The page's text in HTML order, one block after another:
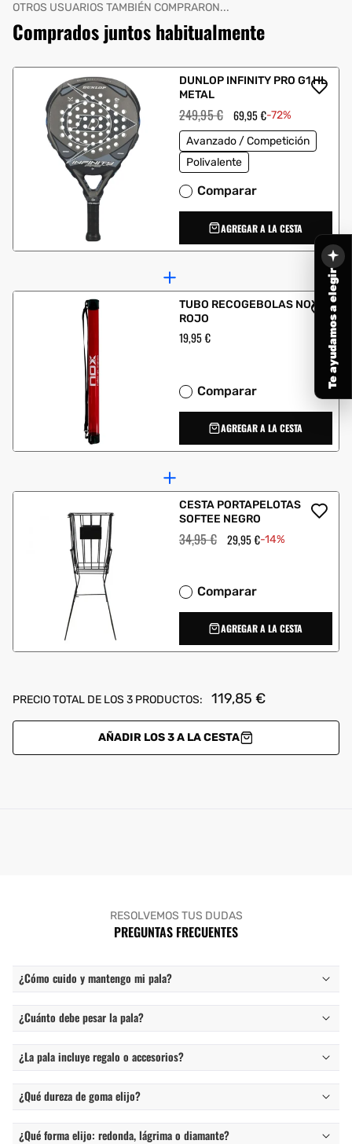
OTROS USUARIOS TAMBIÉN COMPRARON...
Comprados juntos habitualmente
DUNLOP INFINITY PRO G1 HL
METAL
Precio
habitual
249,95 € Precio
de
oferta
69,95 €-72%
Avanzado / Competición
Polivalente
Comparar
AGREGAR A LA CESTA
TUBO RECOGEBOLAS NOX
ROJO
Precio
habitual
19,95 €
Comparar
AGREGAR A LA CESTA
CESTA PORTAPELOTAS
SOFTEE NEGRO
Precio
habitual
34,95 € Precio
de
29,95 €-14%
Comparar
AGREGAR A LA CESTA
PRECIO TOTAL DE LOS 3 PRODUCTOS: 119,85 €
AÑADIR LOS 3 A LA CESTA
RESOLVEMOS TUS DUDAS
PREGUNTAS FRECUENTES
¿Cómo cuido y mantengo mi pala?
¿Cuánto debe pesar la pala?
¿La pala incluye regalo o accesorios?
¿Qué dureza de goma elijo?
¿Qué forma elijo: redonda, lágrima o diamante?
Te ayudamos a elegir